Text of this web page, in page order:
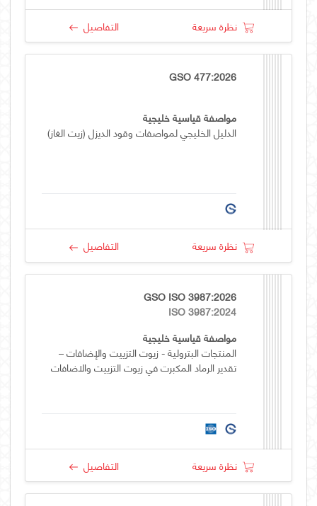
نظرة سريعة التفاصيل
GSO 477:2026
مواصفة قياسية خليجية
الدليل الخليجي لمواصفات وقود الديزل (زيت الغاز)
نظرة سريعة التفاصيل
GSO ISO 3987:2026
ISO 3987:2024
مواصفة قياسية خليجية
المنتجات البترولية - زيوت التزييت والإضافات –
تقدير الرماد المكبرت في زيوت التزييت والاضافات
نظرة سريعة التفاصيل